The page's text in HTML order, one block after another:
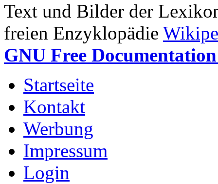
Text und Bilder der
freien Enzyklopädie
GNU Free
Startseite
Kontakt
Werbung
Impressum
Login